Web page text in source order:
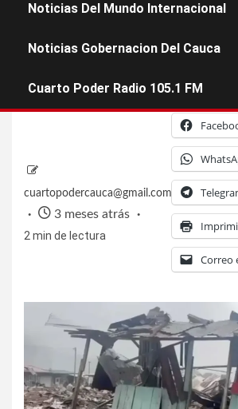
Noticias Del Mundo Internacional
Noticias Gobernacion Del Cauca
Cuarto Poder Radio 105.1 FM
un muerto y
cuartopodercauca@gmail.com
3 meses atrás
2 min de lectura
Correo